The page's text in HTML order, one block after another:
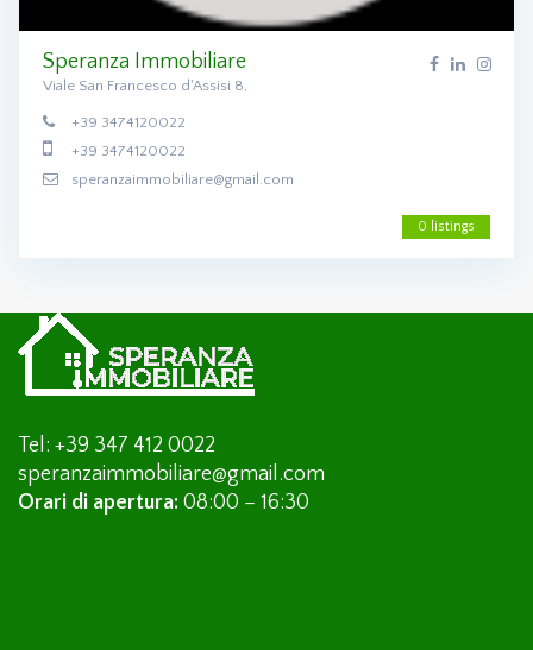
Speranza Immobiliare
Viale San Francesco d'Assisi 8,
+39 3474120022
+39 3474120022
speranzaimmobiliare@gmail.com
0 listings
Tel: +39 347 412 0022
speranzaimmobiliare@gmail.com
Orari di apertura: 08:00 – 16:30